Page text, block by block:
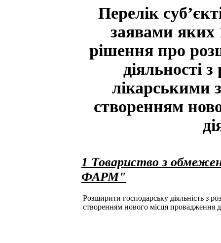
Перелік
заявами яких
рішення про
діяльності з
лікарськими
створенням
1 Товариство з
ФАРМ"
Розширити господарську діяльність з
створенням нового місця провадження